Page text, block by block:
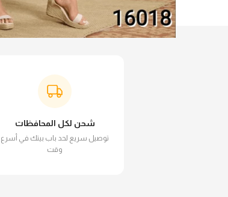
شحن لكل المحافظات
توصيل سريع لحد باب بيتك في أسرع
وقت